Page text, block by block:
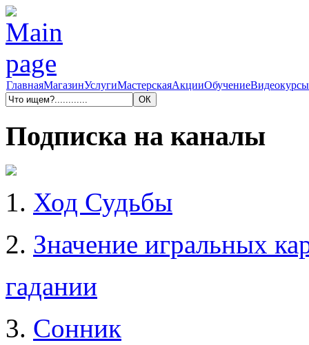
ГлавнаяМагазинУслугиМастерскаяАкцииОбучениеВидеокурсы
Подписка на каналы
1. Ход Судьбы
2. Значение игральных
гадании
3. Сонник